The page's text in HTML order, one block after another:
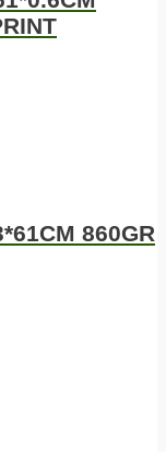
860GR